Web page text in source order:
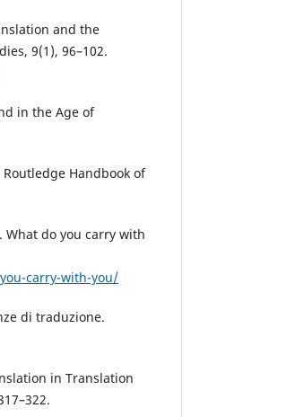
and the
9(1), 96–102.
in the Age of
Routledge Handbook of
What do you carry with
carry-with-you/
di traduzione.
in Translation